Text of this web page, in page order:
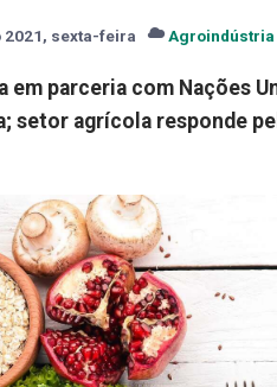
2021, sexta-feira Agroindústria
em parceria com Nações
setor agrícola responde